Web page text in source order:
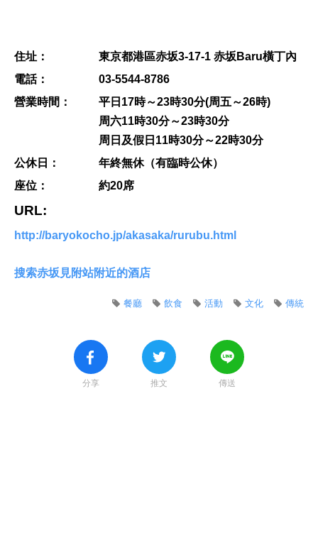
住址：
東京都港區赤坂3-17-1 赤坂Baru橫丁內
電話：
03-5544-8786
營業時間：
平日17時～23時30分(周五～26時)
周六11時30分～23時30分
周日及假日11時30分～22時30分
公休日：
年終無休（有臨時公休）
座位：
約20席
URL:
http://baryokocho.jp/akasaka/rurubu.html
搜索赤坂見附站附近的酒店
傳統
文化
活動
飲食
餐廳
分享 推文 傳送